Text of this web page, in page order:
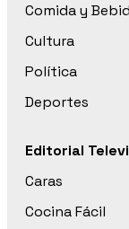
Comida y
Cultura
Política
Deportes
Editorial
Caras
Cocina Fácil